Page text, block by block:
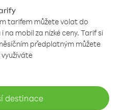
tarifem můžete volat do
na mobil za nízké ceny. Tarif si
předplatným můžete
destinace